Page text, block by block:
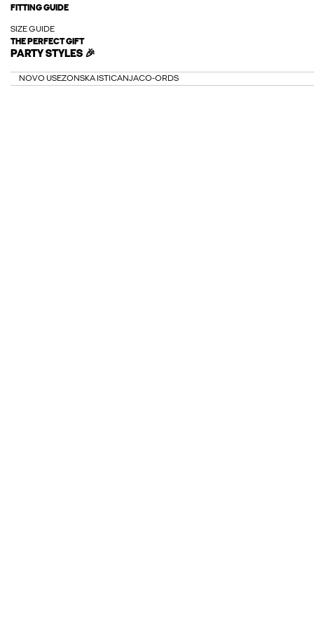
FITTING GUIDE
SIZE GUIDE
THE PERFECT GIFT
PARTY STYLES 🎉
NOVO USEZONSKA ISTICANJACO-ORDS